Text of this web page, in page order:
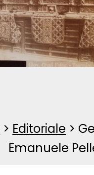
> Editoriale >
Emanuele